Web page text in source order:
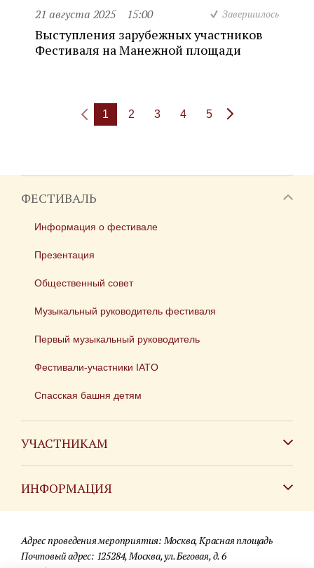
21 августа 2025 15:00 Завершилось
Выступления зарубежных участников
Фестиваля на Манежной площади
1 2 3 4 5
ФЕСТИВАЛЬ
Информация о фестивале
Презентация
Общественный совет
Музыкальный руководитель фестиваля
Первый музыкальный руководитель
Фестивали-участники IATO
Спасская башня детям
УЧАСТНИКАМ
ИНФОРМАЦИЯ
Для СМИ
Адрес проведения мероприятия: Москва, Красная площадь
Почтовый адрес: 125284, Москва, ул. Беговая, д. 6